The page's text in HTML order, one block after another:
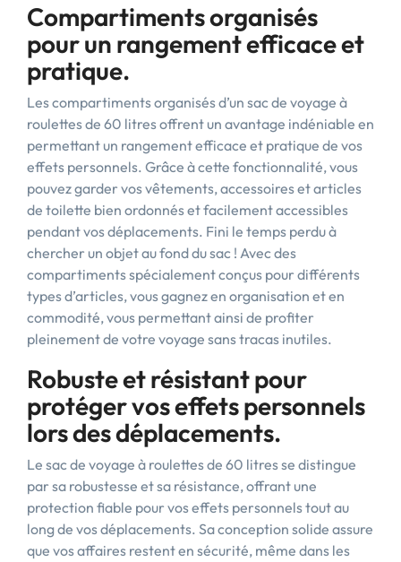
Compartiments organisés
pour un rangement efficace et
pratique.
Les compartiments organisés d’un sac de voyage à
roulettes de 60 litres offrent un avantage indéniable en
permettant un rangement efficace et pratique de vos
effets personnels. Grâce à cette fonctionnalité, vous
pouvez garder vos vêtements, accessoires et articles
de toilette bien ordonnés et facilement accessibles
pendant vos déplacements. Fini le temps perdu à
chercher un objet au fond du sac ! Avec des
compartiments spécialement conçus pour différents
types d’articles, vous gagnez en organisation et en
commodité, vous permettant ainsi de profiter
pleinement de votre voyage sans tracas inutiles.
Robuste et résistant pour
protéger vos effets personnels
lors des déplacements.
Le sac de voyage à roulettes de 60 litres se distingue
par sa robustesse et sa résistance, offrant une
protection fiable pour vos effets personnels tout au
long de vos déplacements. Sa conception solide assure
que vos affaires restent en sécurité, même dans les